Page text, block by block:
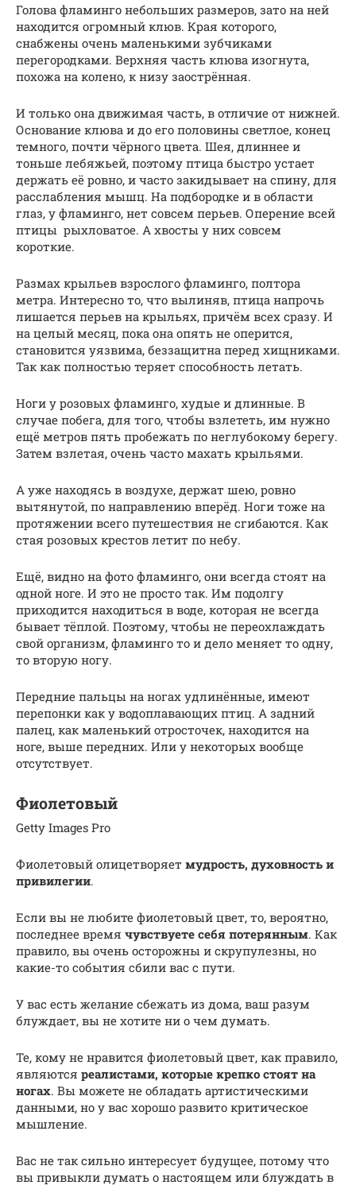
Голова фламинго небольших размеров, зато на ней
находится огромный клюв. Края которого,
снабжены очень маленькими зубчиками
перегородками. Верхняя часть клюва изогнута,
похожа на колено, к низу заострённая.
И только она движимая часть, в отличие от нижней.
Основание клюва и до его половины светлое, конец
темного, почти чёрного цвета. Шея, длиннее и
тоньше лебяжьей, поэтому птица быстро устает
держать её ровно, и часто закидывает на спину, для
расслабления мышц. На подбородке и в области
глаз, у фламинго, нет совсем перьев. Оперение всей
птицы рыхловатое. А хвосты у них совсем
короткие.
Размах крыльев взрослого фламинго, полтора
метра. Интересно то, что вылиняв, птица напрочь
лишается перьев на крыльях, причём всех сразу. И
на целый месяц, пока она опять не оперится,
становится уязвима, беззащитна перед хищниками.
Так как полностью теряет способность летать.
Ноги у розовых фламинго, худые и длинные. В
случае побега, для того, чтобы взлететь, им нужно
ещё метров пять пробежать по неглубокому берегу.
Затем взлетая, очень часто махать крыльями.
А уже находясь в воздухе, держат шею, ровно
вытянутой, по направлению вперёд. Ноги тоже на
протяжении всего путешествия не сгибаются. Как
стая розовых крестов летит по небу.
Ещё, видно на фото фламинго, они всегда стоят на
одной ноге. И это не просто так. Им подолгу
приходится находиться в воде, которая не всегда
бывает тёплой. Поэтому, чтобы не переохлаждать
свой организм, фламинго то и дело меняет то одну,
то вторую ногу.
Передние пальцы на ногах удлинённые, имеют
перепонки как у водоплавающих птиц. А задний
палец, как маленький отросточек, находится на
ноге, выше передних. Или у некоторых вообще
отсутствует.
Фиолетовый
Getty Images Pro
Фиолетовый олицетворяет мудрость, духовность и
привилегии.
Если вы не любите фиолетовый цвет, то, вероятно,
последнее время чувствуете себя потерянным. Как
правило, вы очень осторожны и скрупулезны, но
какие-то события сбили вас с пути.
У вас есть желание сбежать из дома, ваш разум
блуждает, вы не хотите ни о чем думать.
Те, кому не нравится фиолетовый цвет, как правило,
являются реалистами, которые крепко стоят на
ногах. Вы можете не обладать артистическими
данными, но у вас хорошо развито критическое
мышление.
Вас не так сильно интересует будущее, потому что
вы привыкли думать о настоящем или блуждать в